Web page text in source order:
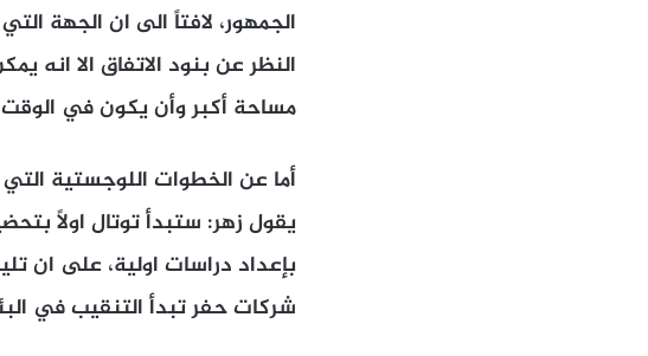
الجمهور، لافتاً الى ان الجهة
مساحة أكبر وأن يكون في
أما عن الخطوات اللوجستية
يقول زهر: ستبدأ توتال اولاً
بإعداد دراسات اولية، على ان
شركات حفر تبدأ التنقيب في